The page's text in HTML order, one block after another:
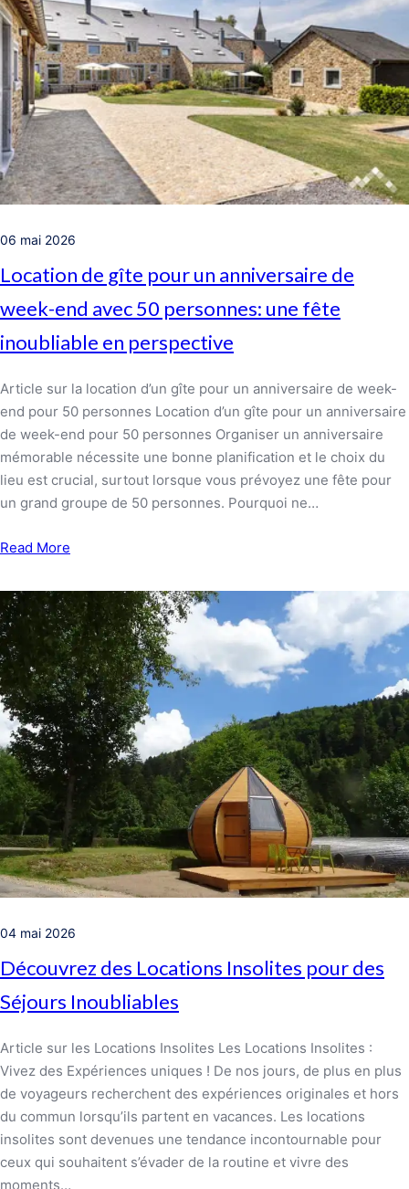
06 mai 2026
Location de gîte pour un anniversaire de
week-end avec 50 personnes: une fête
inoubliable en perspective
Article sur la location d’un gîte pour un anniversaire de week-
end pour 50 personnes Location d’un gîte pour un anniversaire
de week-end pour 50 personnes Organiser un anniversaire
mémorable nécessite une bonne planification et le choix du
lieu est crucial, surtout lorsque vous prévoyez une fête pour
un grand groupe de 50 personnes. Pourquoi ne…
Read More
04 mai 2026
Découvrez des Locations Insolites pour des
Séjours Inoubliables
Article sur les Locations Insolites Les Locations Insolites :
Vivez des Expériences uniques ! De nos jours, de plus en plus
de voyageurs recherchent des expériences originales et hors
du commun lorsqu’ils partent en vacances. Les locations
insolites sont devenues une tendance incontournable pour
ceux qui souhaitent s’évader de la routine et vivre des
moments…